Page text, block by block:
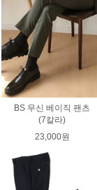
BS 무신 베이직 팬츠
(7칼라)
23,000원